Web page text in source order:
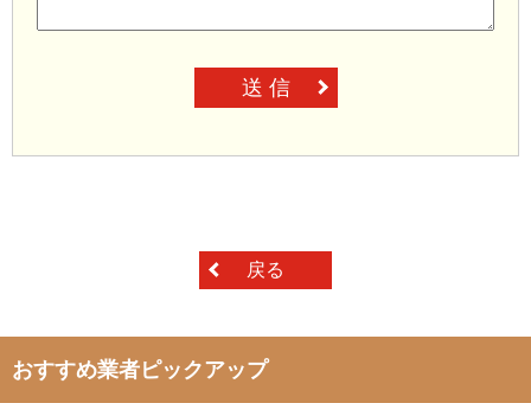
送 信
戻る
おすすめ業者ピックアップ